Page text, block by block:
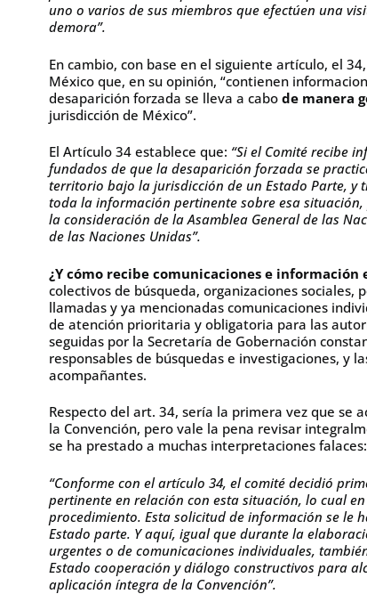
uno o varios de sus miembros que efectúen una
demora”.
En cambio, con base en el siguiente artículo, el
México que, en su opinión, “contienen
desaparición forzada se lleva a cabo de manera
jurisdicción de México”.
El Artículo 34 establece que: “Si el Comité recibe
fundados de que la desaparición forzada se
territorio bajo la jurisdicción de un Estado Parte, y
toda la información pertinente sobre esa
la consideración de la Asamblea General de las
de las Naciones Unidas”.
¿Y cómo recibe comunicaciones e información
colectivos de búsqueda, organizaciones sociales,
llamadas y ya mencionadas comunicaciones
de atención prioritaria y obligatoria para las
seguidas por la Secretaría de Gobernación
responsables de búsquedas e investigaciones, y
acompañantes.
Respecto del art. 34, sería la primera vez que se
la Convención, pero vale la pena revisar
se ha prestado a muchas interpretaciones falaces:
“Conforme con el artículo 34, el comité decidió
pertinente en relación con esta situación, lo cual
procedimiento. Esta solicitud de información se le
Estado parte. Y aquí, igual que durante la
urgentes o de comunicaciones individuales,
Estado cooperación y diálogo constructivos para
aplicación íntegra de la Convención”.